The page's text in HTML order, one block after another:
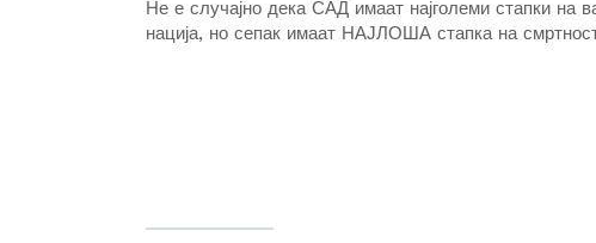
Не е случајно дека САД имаат најголеми стапки на
нација, но сепак имаат НАЈЛОША стапка на